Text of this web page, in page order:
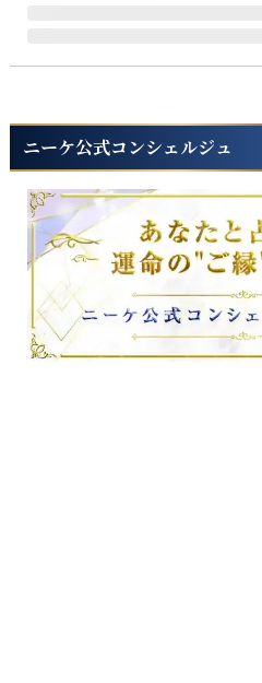
ニーケ公式コンシェルジュ